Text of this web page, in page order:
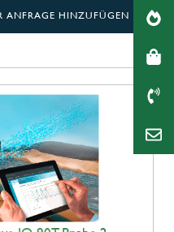
ANFRAGE HINZUFÜGEN